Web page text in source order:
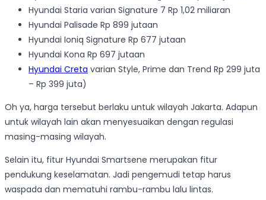
Hyundai Staria varian Signature 7 Rp 1,02 miliaran
Hyundai Palisade Rp 899 jutaan
Hyundai Ioniq Signature Rp 677 jutaan
Hyundai Kona Rp 697 jutaan
Hyundai Creta varian Style, Prime dan Trend Rp 299 juta
– Rp 399 juta)
Oh ya, harga tersebut berlaku untuk wilayah Jakarta. Adapun
untuk wilayah lain akan menyesuaikan dengan regulasi
masing-masing wilayah.
Selain itu, fitur Hyundai Smartsene merupakan fitur
pendukung keselamatan. Jadi pengemudi tetap harus
waspada dan mematuhi rambu-rambu lalu lintas.